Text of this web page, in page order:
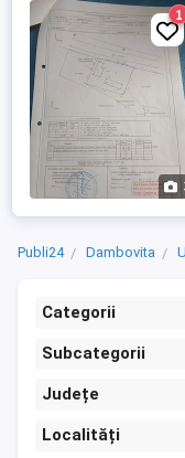
1
Publi24 Dambovita
Categorii
Subcategorii
Județe
Localități